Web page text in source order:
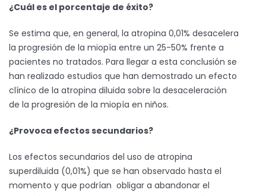
¿Cuál es el porcentaje de éxito?
Se estima que, en general, la atropina 0,01% desacelera
la progresión de la miopía entre un 25-50% frente a
pacientes no tratados. Para llegar a esta conclusión se
han realizado estudios que han demostrado un efecto
clínico de la atropina diluida sobre la desaceleración
de la progresión de la miopía en niños.
¿Provoca efectos secundarios?
Los efectos secundarios del uso de atropina
superdiluida (0,01%) que se han observado hasta el
momento y que podrían obligar a abandonar el